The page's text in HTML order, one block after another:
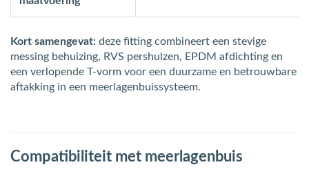
Kort samengevat: deze fitting combineert een stevige
messing behuizing, RVS pershulzen, EPDM afdichting en
een verlopende T-vorm voor een duurzame en betrouwbare
aftakking in een meerlagenbuissysteem.
Compatibiliteit met meerlagenbuis